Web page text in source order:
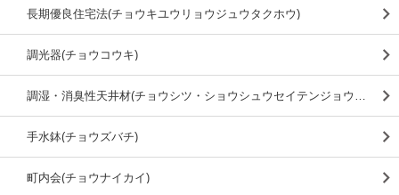
長期優良住宅法(チョウキユウリョウジュウタクホウ)
調光器(チョウコウキ)
調湿・消臭性天井材(チョウシツ・ショウシュウセイテンジョウザイ)
手水鉢(チョウズバチ)
町内会(チョウナイカイ)